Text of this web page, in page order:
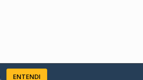
ENTENDI